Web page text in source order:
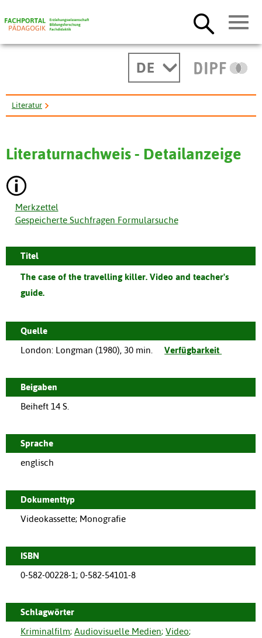
DE
Literatur
Literaturnachweis - Detailanzeige
Merkzettel
Gespeicherte Suchfragen Formularsuche
Titel
The case of the travelling killer. Video and teacher's
guide.
Quelle
London: Longman (1980), 30 min. Verfügbarkeit
Beigaben
Beiheft 14 S.
Sprache
englisch
Dokumenttyp
Videokassette; Monografie
ISBN
0-582-00228-1; 0-582-54101-8
Schlagwörter
Kriminalfilm; Audiovisuelle Medien; Video;